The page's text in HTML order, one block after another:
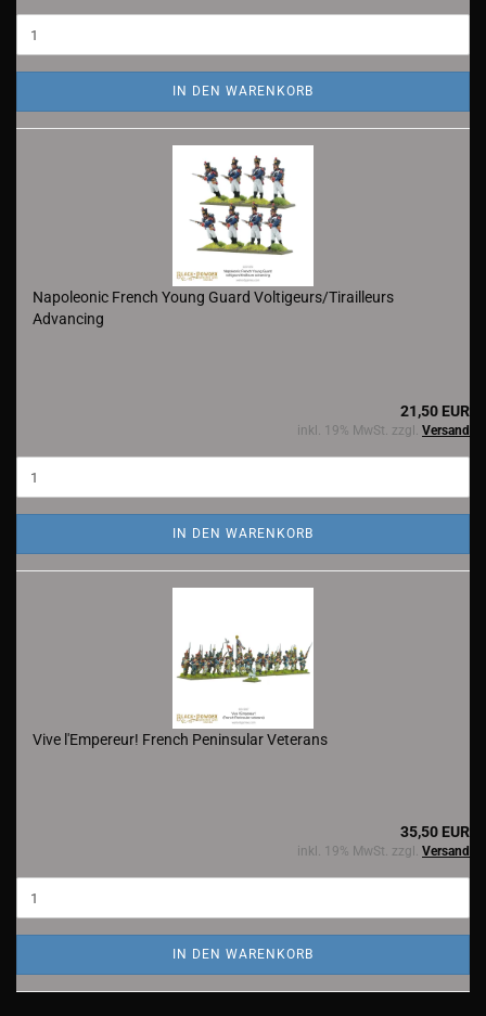
IN DEN WARENKORB
Napoleonic French Young Guard Voltigeurs/Tirailleurs
Advancing
21,50 EUR
inkl. 19% MwSt. zzgl. Versand
IN DEN WARENKORB
Vive l'Empereur! French Peninsular Veterans
35,50 EUR
inkl. 19% MwSt. zzgl. Versand
IN DEN WARENKORB